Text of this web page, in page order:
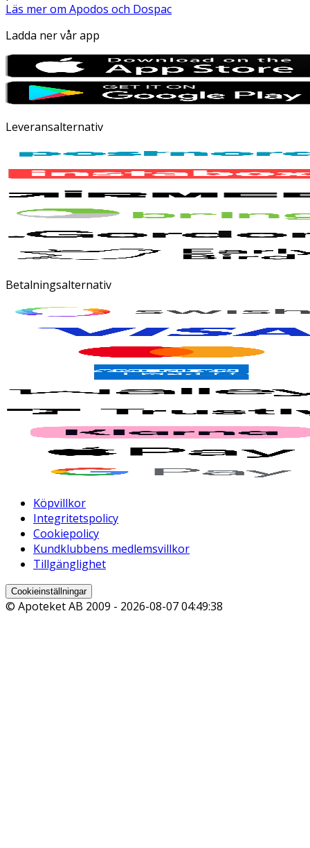
Läs mer om Apodos och Dospac
Ladda ner vår app
Leveransalternativ
Betalningsalternativ
Köpvillkor
Integritetspolicy
Cookiepolicy
Kundklubbens medlemsvillkor
Tillgänglighet
Cookieinställningar
© Apoteket AB 2009 - 2026-08-07 04:49:38